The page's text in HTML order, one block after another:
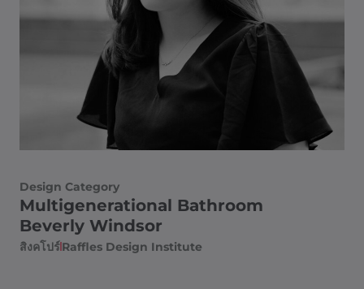
Design Category
Multigenerational Bathroom
Beverly Windsor
สิงคโปร์Raffles Design Institute